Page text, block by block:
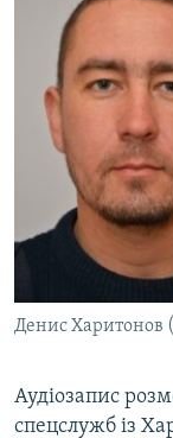
Денис Харитонов
Аудіозапис
спецслужб із